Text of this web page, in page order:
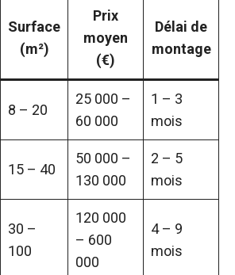
Surface
(m²)
Prix
moyen
(€)
Délai de
montage
8 – 20
25 000 –
60 000
1 – 3
mois
15 – 40
50 000 –
130 000
2 – 5
mois
30 –
100
120 000
– 600
000
4 – 9
mois